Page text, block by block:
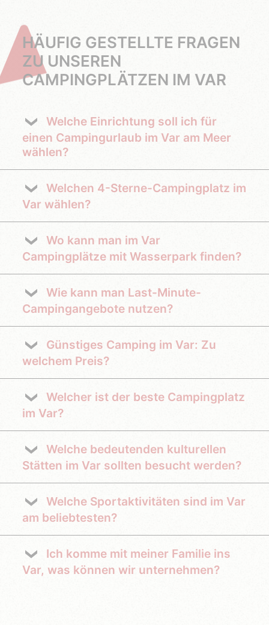
HÄUFIG GESTELLTE FRAGEN
ZU UNSEREN
CAMPINGPLÄTZEN IM VAR
Welche Einrichtung soll ich für
einen Campingurlaub im Var am Meer
wählen?
Welchen 4-Sterne-Campingplatz im
Var wählen?
Wo kann man im Var
Campingplätze mit Wasserpark finden?
Wie kann man Last-Minute-
Campingangebote nutzen?
Günstiges Camping im Var: Zu
welchem Preis?
Welcher ist der beste Campingplatz
im Var?
Welche bedeutenden kulturellen
Stätten im Var sollten besucht werden?
Welche Sportaktivitäten sind im Var
am beliebtesten?
Ich komme mit meiner Familie ins
Var, was können wir unternehmen?